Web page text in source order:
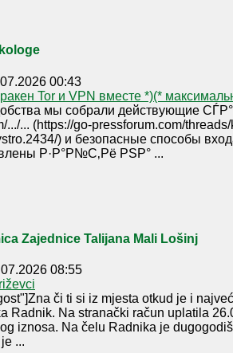
00:43
Tor и VPN вместе *)(*
мы собрали действующие
.../... (https://go-pressforum.com/
) и безопасные способы
Р·Р°Р№С‚Рё РЅР° ...
Zajednice Talijana Mali Lošinj
08:55
či ti si iz mjesta otkud je i
Radnik. Na stranački račun uplatila
iznosa. Na čelu Radnika je
...